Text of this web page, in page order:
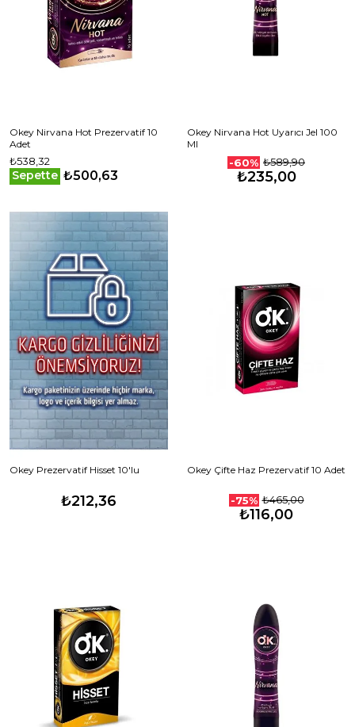
Okey Nirvana Hot Prezervatif 10
Adet
₺538,32
Sepette ₺500,63
Okey Nirvana Hot Uyarıcı Jel 100
Ml
-60% ₺589,90
₺235,00
Okey Prezervatif Hisset 10'lu
₺212,36
Okey Çifte Haz Prezervatif 10 Adet
-75% ₺465,00
₺116,00